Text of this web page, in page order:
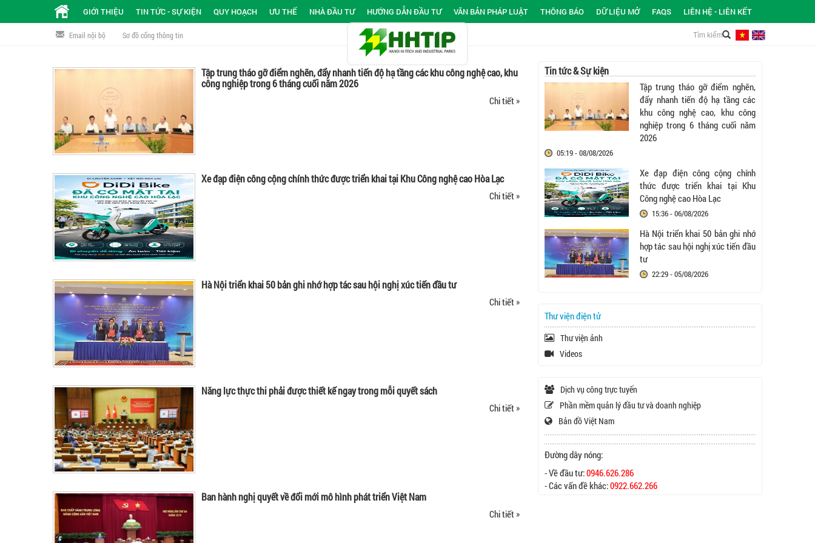
GIỚI THIỆU TIN TỨC - SỰ KIỆN QUY HOẠCH ƯU THẾ NHÀ ĐẦU TƯ HƯỚNG DẪN ĐẦU TƯ VĂN BẢN PHÁP LUẬT THÔNG BÁO DỮ LIỆU MỞ FAQS LIÊN HỆ - LIÊN KẾT
Email nội bộ Sơ đồ cổng thông tin
Tập trung tháo gỡ điểm nghẽn, đẩy nhanh tiến độ hạ tầng các khu công nghệ cao, khu
công nghiệp trong 6 tháng cuối năm 2026
Chi tiết »
Xe đạp điện công cộng chính thức được triển khai tại Khu Công nghệ cao Hòa Lạc
Chi tiết »
Hà Nội triển khai 50 bản ghi nhớ hợp tác sau hội nghị xúc tiến đầu tư
Chi tiết »
Năng lực thực thi phải được thiết kế ngay trong mỗi quyết sách
Chi tiết »
Ban hành nghị quyết về đổi mới mô hình phát triển Việt Nam
Chi tiết »
Tin tức & Sự kiện
Tập trung tháo gỡ điểm nghẽn,
đẩy nhanh tiến độ hạ tầng các
khu công nghệ cao, khu công
nghiệp trong 6 tháng cuối năm
2026
05:19 - 08/08/2026
Xe đạp điện công cộng chính
thức được triển khai tại Khu
Công nghệ cao Hòa Lạc
15:36 - 06/08/2026
Hà Nội triển khai 50 bản ghi nhớ
hợp tác sau hội nghị xúc tiến đầu
tư
22:29 - 05/08/2026
Thư viện điện tử
Thư viện ảnh
Videos
Dịch vụ công trực tuyến
Phần mềm quản lý đầu tư và doanh nghiệp
Bản đồ Việt Nam
Đường dây nóng:
- Về đầu tư:0946.626.286
- Các vấn đề khác:0922.662.266